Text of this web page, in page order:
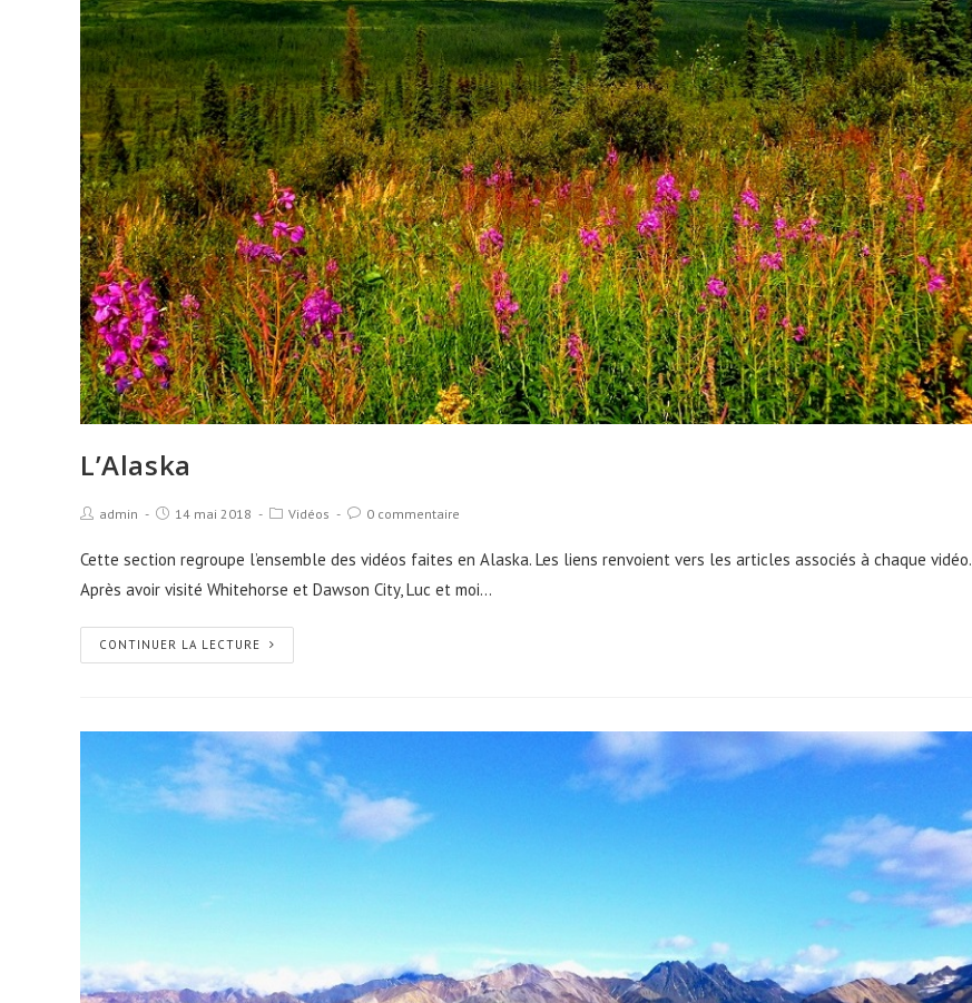
L’Alaska
admin 14 mai 2018 Vidéos 0 commentaire
Cette section regroupe l’ensemble des vidéos faites en Alaska. Les liens renvoient vers les articles associés à chaque vidéo.
Après avoir visité Whitehorse et Dawson City, Luc et moi…
CONTINUER LA LECTURE